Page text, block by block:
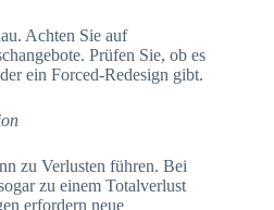
Achten Sie auf
Prüfen Sie, ob es
ein Forced-Redesign gibt.
zu Verlusten führen. Bei
zu einem Totalverlust
erfordern neue